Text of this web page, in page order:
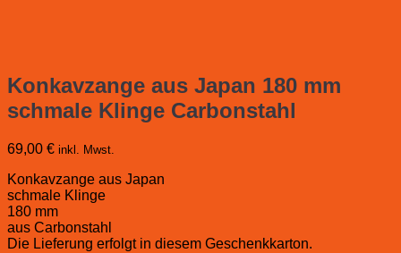
Konkavzange aus Japan 180 mm
schmale Klinge Carbonstahl
69,00 € inkl. Mwst.
Konkavzange aus Japan
schmale Klinge
180 mm
aus Carbonstahl
Die Lieferung erfolgt in diesem Geschenkkarton.